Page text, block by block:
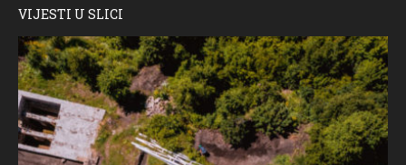
VIJESTI U SLICI